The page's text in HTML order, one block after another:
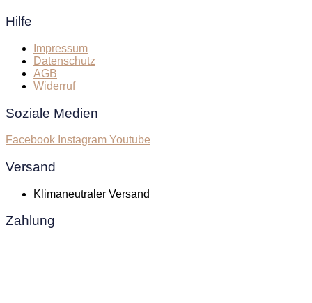
Hilfe
Impressum
Datenschutz
AGB
Widerruf
Soziale Medien
Facebook Instagram Youtube
Versand
Klimaneutraler Versand
Zahlung